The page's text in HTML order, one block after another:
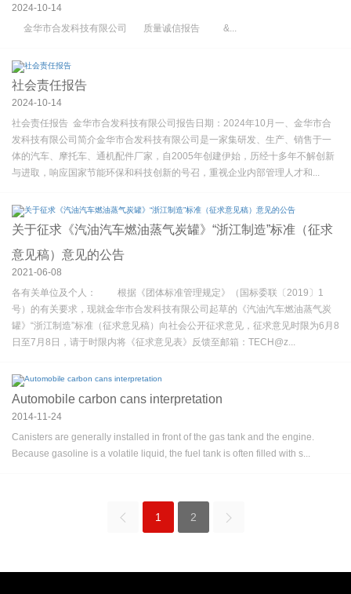
2024-10-14
金华市合发科技有限公司 质量诚信报告 &...
社会责任报告
2024-10-14
社会责任报告 金华市合发科技有限公司报告日期：2024年10月一、金华市合
发科技有限公司简介金华市合发科技有限公司是一家集研发、生产、销售于一
体的汽车、摩托车、通机配件厂家，自2005年创建伊始，历经十多年不解创新
与进取，响应国家节能环保和科技创新的号召，重视企业内部管理人才和...
关于征求《汽油汽车燃油蒸气炭罐》“浙江制造”标准（征求
意见稿）意见的公告
2021-06-08
各有关单位及个人： 根据《团体标准管理规定》（国标委联〔2019〕1
号）的有关要求，现就金华市合发科技有限公司起草的《汽油汽车燃油蒸气炭
罐》“浙江制造”标准（征求意见稿）向社会公开征求意见，征求意见时限为6月8
日至7月8日，请于时限内将《征求意见表》反馈至邮箱：TECH@z...
Automobile carbon cans interpretation
2014-11-24
Canisters are generally installed in front of the gas tank and the engine.
Because gasoline is a volatile liquid, the fuel tank is often filled with s...
1 2
Please